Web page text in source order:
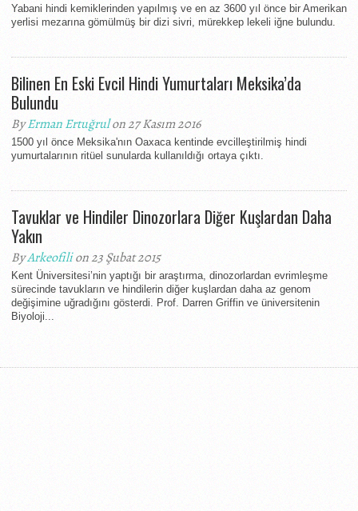
Yabani hindi kemiklerinden yapılmış ve en az 3600 yıl önce bir Amerikan
yerlisi mezarına gömülmüş bir dizi sivri, mürekkep lekeli iğne bulundu.
Bilinen En Eski Evcil Hindi Yumurtaları Meksika’da
Bulundu
ByErman Ertuğrulon 27 Kasım 2016
1500 yıl önce Meksika'nın Oaxaca kentinde evcilleştirilmiş hindi
yumurtalarının ritüel sunularda kullanıldığı ortaya çıktı.
Tavuklar ve Hindiler Dinozorlara Diğer Kuşlardan Daha
Yakın
ByArkeofilion 23 Şubat 2015
Kent Üniversitesi’nin yaptığı bir araştırma, dinozorlardan evrimleşme
sürecinde tavukların ve hindilerin diğer kuşlardan daha az genom
değişimine uğradığını gösterdi. Prof. Darren Griffin ve üniversitenin
Biyoloji...